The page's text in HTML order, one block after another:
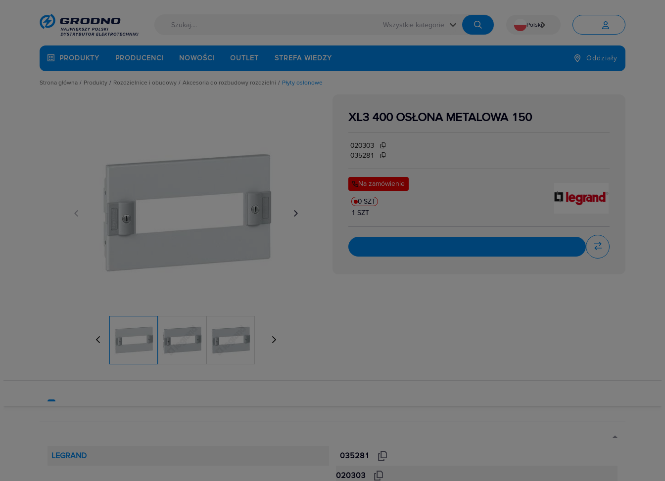
 Polski
Język

PRODUKTY PRODUCENCI NOWOŚCI OUTLET STREFA WIEDZY Oddziały
Strona główna
Produkty
Odzież ochronna i BHP
Osprzęt siłowy, przenośny
Prowadzenie kabli
Rozdzielnice i obudowy
Stacje ładowania
Systemy bezpieczeństwa
Technika grzewcza
Technika instalacyjna
Rozdzielnice i obudowy
Akcesoria do rozbudowy rozdzielni
Pokrywy, flansze góne i dolne
Płyty osłonowe
XL3 400 OSŁONA METALOWA 150
020303
035281
Na zamówienie
0 SZT
1 SZT
LEGRAND
035281
020303